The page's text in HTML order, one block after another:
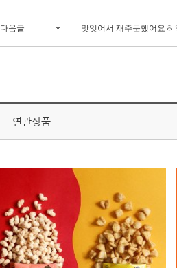
다음글 맛잇어서 재주문했어요ㅎ
연관상품